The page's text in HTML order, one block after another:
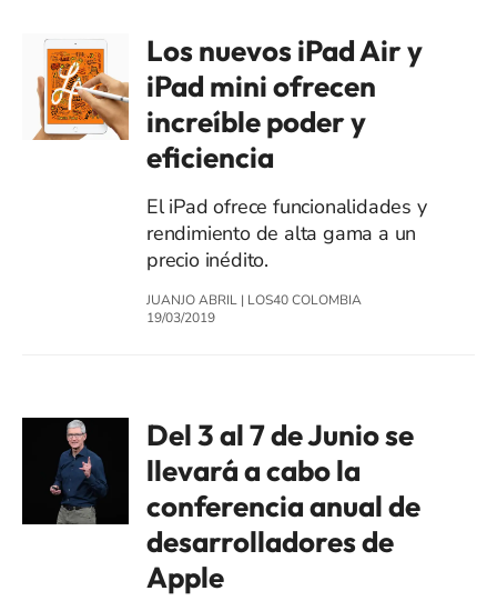
Los nuevos iPad Air y
iPad mini ofrecen
increíble poder y
eficiencia
El iPad ofrece funcionalidades y
rendimiento de alta gama a un
precio inédito.
JUANJO ABRIL | LOS40 COLOMBIA
19/03/2019
Del 3 al 7 de Junio se
llevará a cabo la
conferencia anual de
desarrolladores de
Apple